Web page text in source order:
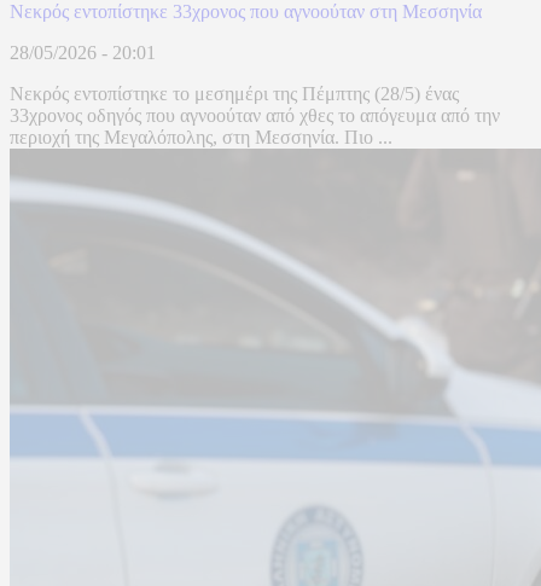
Νεκρός εντοπίστηκε 33χρονος που αγνοούταν στη Μεσσηνία
28/05/2026 - 20:01
Νεκρός εντοπίστηκε το μεσημέρι της Πέμπτης (28/5) ένας
33χρονος οδηγός που αγνοούταν από χθες το απόγευμα από την
περιοχή της Μεγαλόπολης, στη Μεσσηνία. Πιο ...